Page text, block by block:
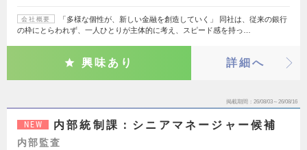
会社概要
「多様な個性が、新しい金融を創造していく」 同社は、従来の銀行
の枠にとらわれず、一人ひとりが主体的に考え、スピード感を持っ…
興味あり 詳細へ
掲載期間 26/08/03～26/08/16
NEW 内部統制課：シニアマネージャー候補
内部監査